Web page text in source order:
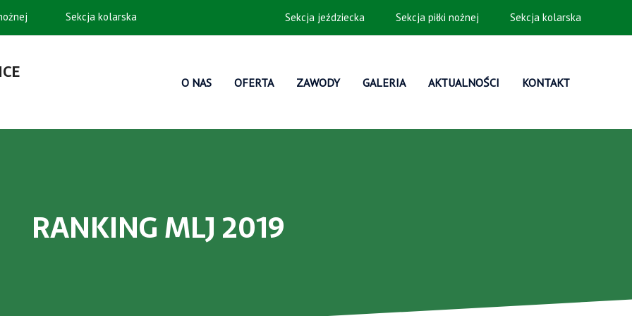
Sekcja kolarska Sekcja jeździecka Sekcja piłki nożnej Sekcja kolarska
O NAS OFERTA ZAWODY GALERIA AKTUALNOŚCI KONTAKT
RANKING MLJ 2019